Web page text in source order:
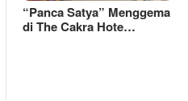
“Panca Satya” Menggema
di The Cakra Hote…